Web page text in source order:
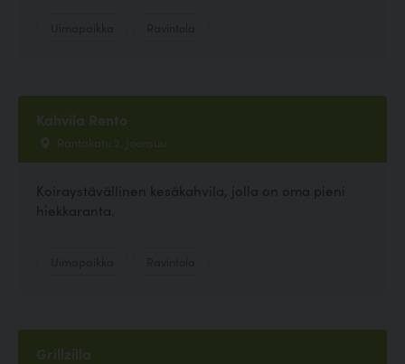
Kahvila Rento
Rantakatu 2, Joensuu
Koiraystävällinen kesäkahvila, jolla on oma pieni
hiekkaranta.
Grillzilla